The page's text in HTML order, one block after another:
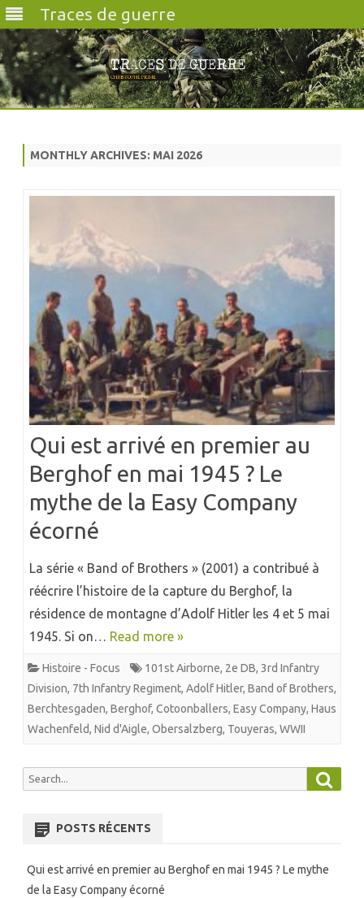
Traces de guerre
MONTHLY ARCHIVES: MAI 2026
Qui est arrivé en premier au
Berghof en mai 1945 ? Le
mythe de la Easy Company
écorné
La série « Band of Brothers » (2001) a contribué à
réécrire l’histoire de la capture du Berghof, la
résidence de montagne d’Adolf Hitler les 4 et 5 mai
1945. Si on… Read more »
Histoire - Focus 101st Airborne, 2e DB, 3rd Infantry
Division, 7th Infantry Regiment, Adolf Hitler, Band of Brothers,
Berchtesgaden, Berghof, Cotoonballers, Easy Company, Haus
Wachenfeld, Nid d'Aigle, Obersalzberg, Touyeras, WWII
Search
POSTS RÉCENTS
Qui est arrivé en premier au Berghof en mai 1945 ? Le mythe
de la Easy Company écorné